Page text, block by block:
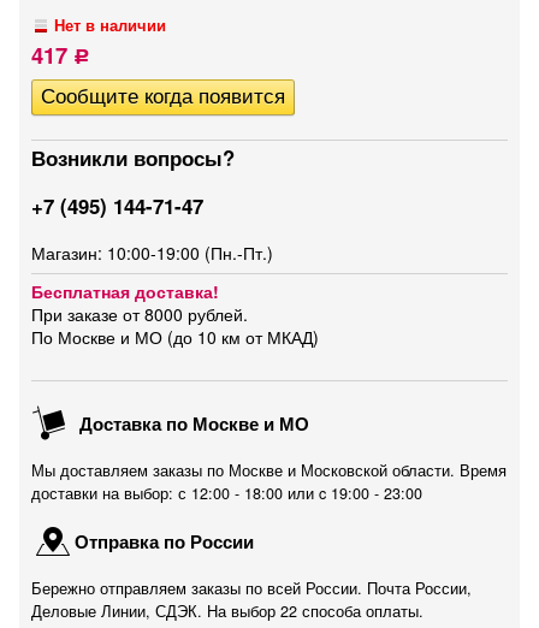
Нет в наличии
417 Р
Возникли вопросы?
+7 (495) 144-71-47
Магазин: 10:00-19:00 (Пн.-Пт.)
Бесплатная доставка!
При заказе от 8000 рублей.
По Москве и МО (до 10 км от МКАД)
Доставка по Москве и МО
Мы доставляем заказы по Москве и Московской области. Время
доставки на выбор: с 12:00 - 18:00 или c 19:00 - 23:00
Отправка по России
Бережно отправляем заказы по всей России. Почта России,
Деловые Линии, СДЭК. На выбор 22 способа оплаты.